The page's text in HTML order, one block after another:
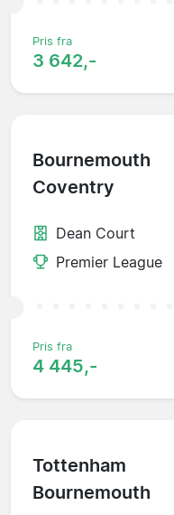
Pris fra
3 642,-
Bournemouth
Coventry
Dean Court
Premier League
Pris fra
4 445,-
Tottenham
Bournemouth